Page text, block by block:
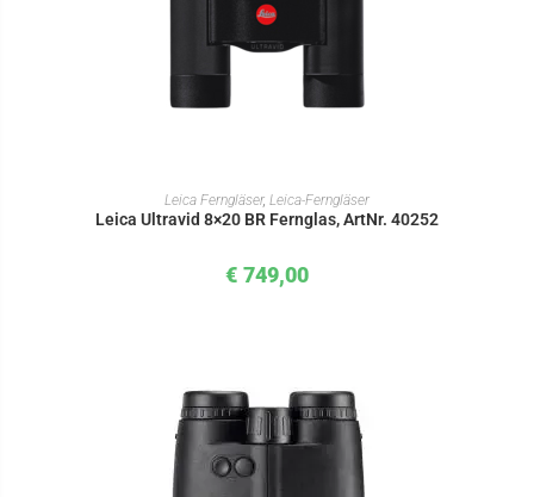
IN DEN WARENKORB
Leica Ferngläser, Leica-Ferngläser
Leica Ultravid 8×20 BR Fernglas, ArtNr. 40252
€ 749,00